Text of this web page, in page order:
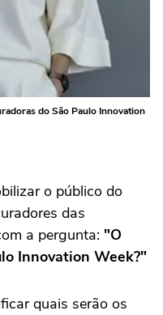
do São Paulo Innovation
o público do
das
a pergunta: "O
Innovation Week?"
quais serão os